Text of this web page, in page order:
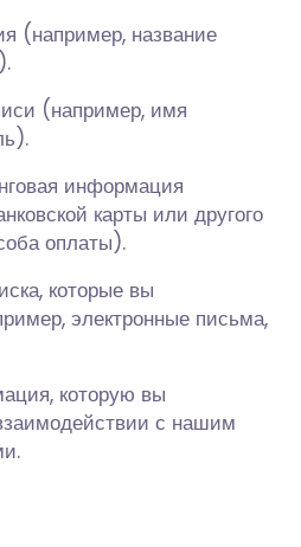
(например, название
(например, имя
информация
карты или другого
оплаты).
которые вы
электронные письма,
которую вы
с нашим